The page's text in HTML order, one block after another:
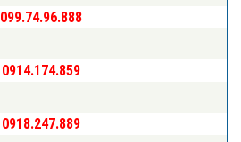
099.74.96.888
0914.174.859
0918.247.889